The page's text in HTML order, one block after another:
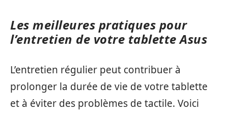
Les meilleures pratiques pour
l’entretien de votre tablette Asus
L’entretien régulier peut contribuer à
prolonger la durée de vie de votre tablette
et à éviter des problèmes de tactile. Voici